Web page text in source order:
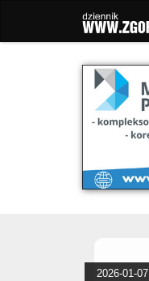
2026-01-07